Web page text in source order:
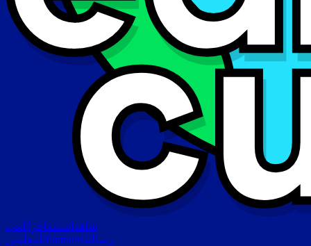
شاهد استمعاقرأ
العب
للمعلمينPartnersرسالتنا